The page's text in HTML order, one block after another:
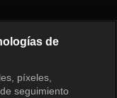
de
píxeles,
seguimiento